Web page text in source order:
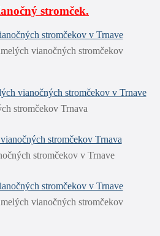
stromček.
vianočných stromčekov
stromčekov Trnava
stromčekov v Trnave
vianočných stromčekov